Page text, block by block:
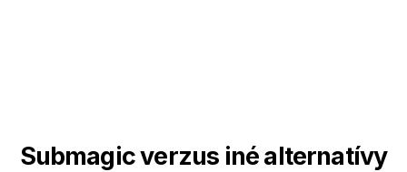
Submagic verzus iné alternatívy